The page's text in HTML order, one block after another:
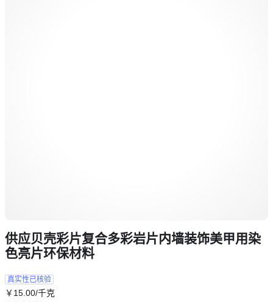
供应贝壳彩片复合多彩岩片内墙装饰美甲用染
色亮片环保材料
真实性已核验
￥ 15.00/千克